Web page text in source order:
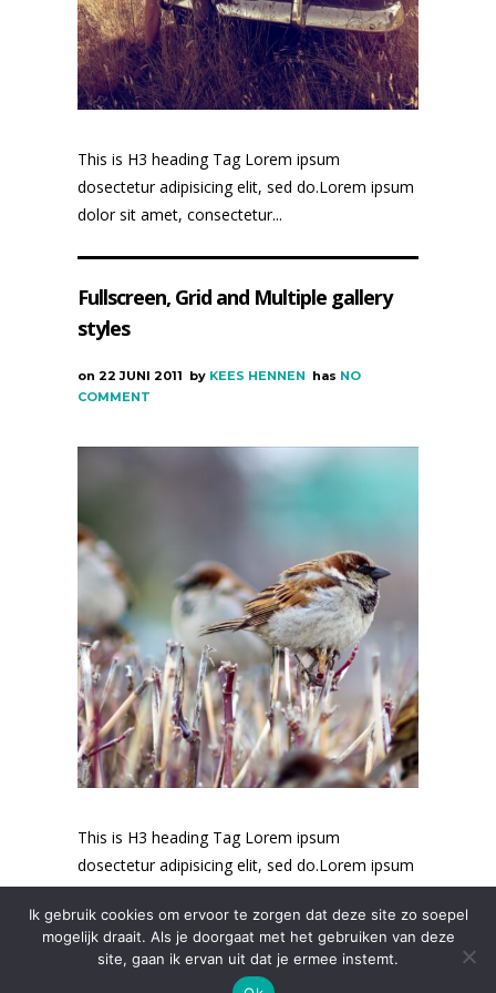
This is H3 heading Tag Lorem ipsum
dosectetur adipisicing elit, sed do.Lorem ipsum
dolor sit amet, consectetur...
Fullscreen, Grid and Multiple gallery
styles
on 22 JUNI 2011 by KEES HENNEN has NO
COMMENT
This is H3 heading Tag Lorem ipsum
dosectetur adipisicing elit, sed do.Lorem ipsum
dolor sit amet, consectetur...
Ik gebruik cookies om ervoor te zorgen dat deze site zo soepel
mogelijk draait. Als je doorgaat met het gebruiken van deze
site, gaan ik ervan uit dat je ermee instemt.